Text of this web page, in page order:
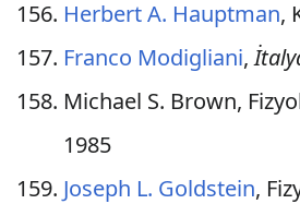
Herbert A. Hauptman,
Franco Modigliani,
Michael S. Brown,
1985
Joseph L. Goldstein,